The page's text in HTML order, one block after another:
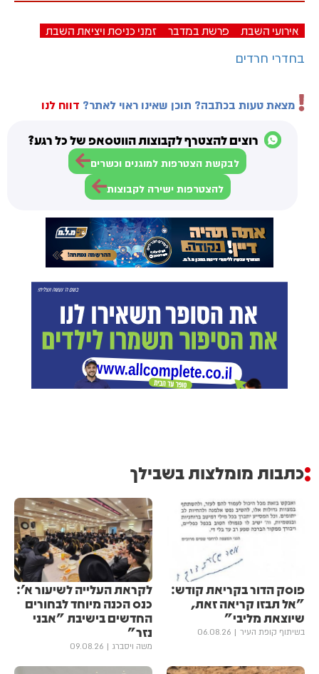
אירועי השבת פרשת במדבר זמני כניסת ויציאת השבת
בחדרי חרדים
מצאת טעות בכתבה? תוכן שאינו ראוי לאתר? דווח לנו
רוצים להצטרף לקבוצות הווטסאפ של כל רגע?
לבקשת הצטרפות למוגנים וכשרים
להצטרפות ישירה לקבוצות
כתבות מומלצות בשבילך
פוסק הדור בקריאת קודש:
"אל תבזו קריאה זאת,
שיוצאת מליבי"
בשיתוף קופת העיר 06.08.26
לקראת העלייה לשיעור א':
כנס הכנה מיוחד לבחורים
החדשים בישיבת "אבני
נזר"
משה ויסברג 09.08.26